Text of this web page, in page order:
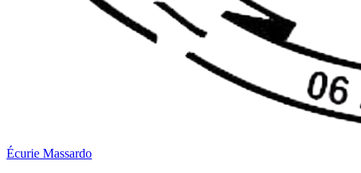
Écurie Massardo